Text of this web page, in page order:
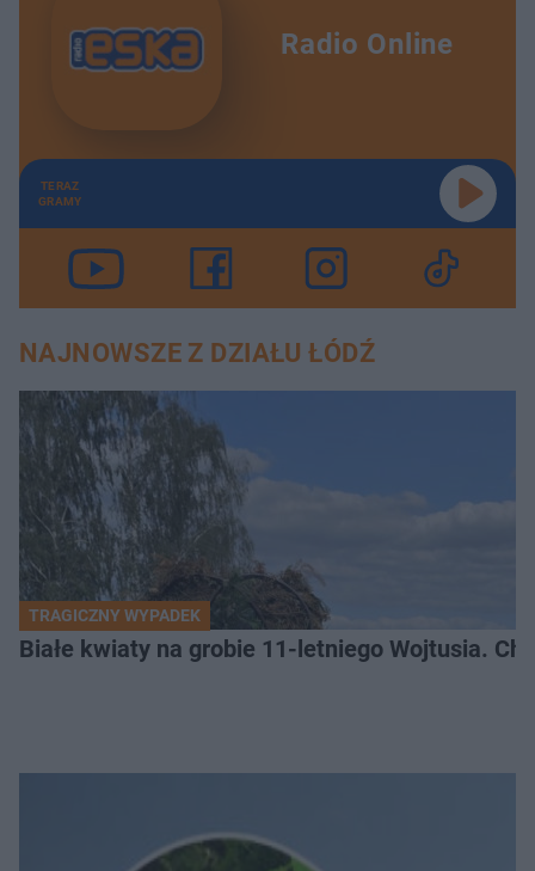
Radio Online
TERAZ
GRAMY
NAJNOWSZE Z DZIAŁU ŁÓDŹ
TRAGICZNY WYPADEK
Białe kwiaty na grobie 11-letniego Wojtusia.